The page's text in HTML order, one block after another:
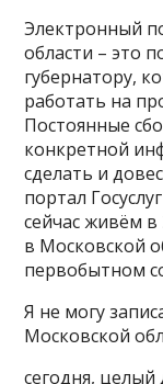
Электронный
области – это
губернатору,
работать на
Постоянные
конкретной
сделать и
портал
сейчас живём в
в Московской
первобытном
Я не могу
Московской
сегодня, целый